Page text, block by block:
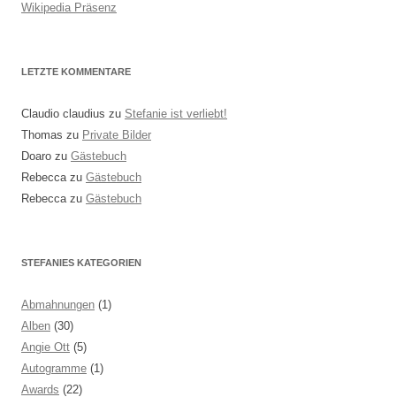
Wikipedia Präsenz
LETZTE KOMMENTARE
Claudio claudius zu Stefanie ist verliebt!
Thomas zu Private Bilder
Doaro zu Gästebuch
Rebeccazu Gästebuch
Rebeccazu Gästebuch
STEFANIES KATEGORIEN
Abmahnungen (1)
Alben (30)
Angie Ott (5)
Autogramme (1)
Awards (22)